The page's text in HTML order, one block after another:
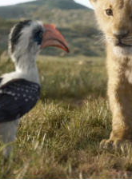
iaitu pada